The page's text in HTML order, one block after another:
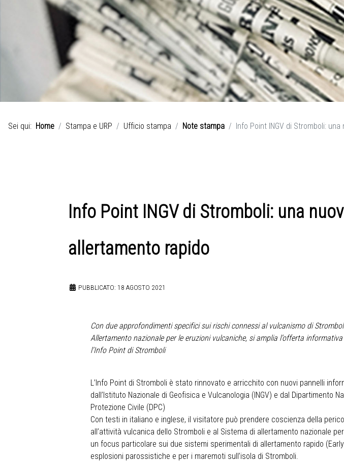
Sei qui: Home Stampa e URP Ufficio stampa Note stampa Info Point INGV di Stromboli:
Info Point INGV di Stromboli: una
allertamento rapido
PUBBLICATO: 18 AGOSTO 2021
Con due approfondimenti specifici sui rischi connessi al vulcanismo di
Allertamento nazionale per le eruzioni vulcaniche, si amplia l’offerta
l’Info Point di Stromboli
L’Info Point di Stromboli è stato rinnovato e arricchito con nuovi pannelli
dall’Istituto Nazionale di Geofisica e Vulcanologia (INGV) e dal Dipartimento
Protezione Civile (DPC)
Con testi in italiano e inglese, il visitatore può prendere coscienza della
all’attività vulcanica dello Stromboli e al Sistema di allertamento nazionale
un focus particolare sui due sistemi sperimentali di allertamento rapido
esplosioni parossistiche e per i maremoti sull’isola di Stromboli.